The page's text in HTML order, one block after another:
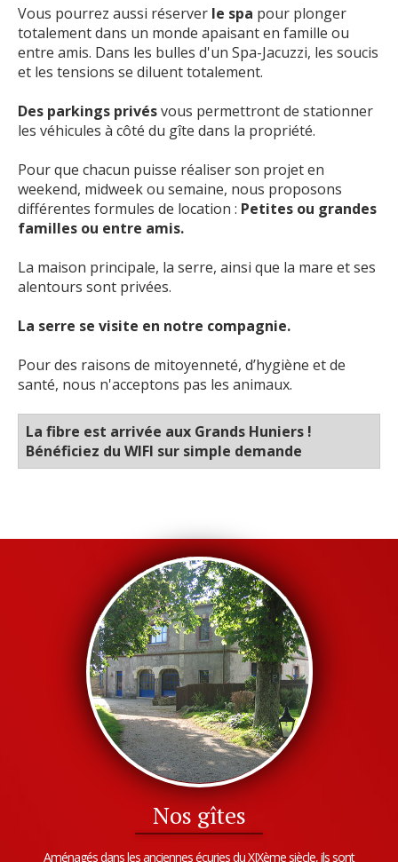
Vous pourrez aussi réserver le spa pour plonger
totalement dans un monde apaisant en famille ou
entre amis. Dans les bulles d'un Spa-Jacuzzi, les soucis
et les tensions se diluent totalement.
Des parkings privésvous permettront de stationner
les véhicules à côté du gîte dans la propriété.
Pour que chacun puisse réaliser son projet en
weekend, midweek ou semaine, nous proposons
différentes formules de location : Petites ou grandes
familles ou entre amis.
La maison principale, la serre, ainsi que la mare et ses
alentours sont privées.
La serre se visite en notre compagnie.
Pour des raisons de mitoyenneté, d’hygiène et de
santé, nous n'acceptons pas les animaux.
La fibre est arrivée aux Grands Huniers !
Bénéficiez du WIFI sur simple demande
Nos gîtes
Aménagés dans les anciennes écuries du XIXème siècle, ils sont